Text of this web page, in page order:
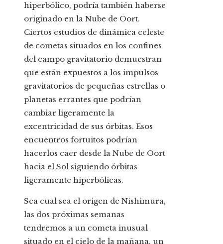
hiperbólico, podría también haberse
originado en la Nube de Oort.
Ciertos estudios de dinámica celeste
de cometas situados en los confines
del campo gravitatorio demuestran
que están expuestos a los impulsos
gravitatorios de pequeñas estrellas o
planetas errantes que podrían
cambiar ligeramente la
excentricidad de sus órbitas. Esos
encuentros fortuitos podrían
hacerlos caer desde la Nube de Oort
hacia el Sol siguiendo órbitas
ligeramente hiperbólicas.
Sea cual sea el origen de Nishimura,
las dos próximas semanas
tendremos a un cometa inusual
situado en el cielo de la mañana, un